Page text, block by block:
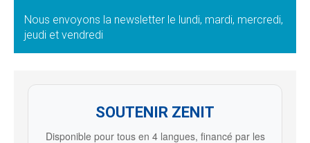
Nous envoyons la newsletter le lundi, mardi, mercredi,
jeudi et vendredi
SOUTENIR ZENIT
Disponible pour tous en 4 langues, financé par les